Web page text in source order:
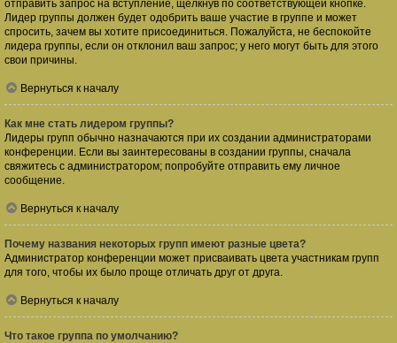
отправить запрос на вступление, щёлкнув по соответствующей кнопке.
Лидер группы должен будет одобрить ваше участие в группе и может
спросить, зачем вы хотите присоединиться. Пожалуйста, не беспокойте
лидера группы, если он отклонил ваш запрос; у него могут быть для этого
свои причины.
Вернуться к началу
Как мне стать лидером группы?
Лидеры групп обычно назначаются при их создании администраторами
конференции. Если вы заинтересованы в создании группы, сначала
свяжитесь с администратором; попробуйте отправить ему личное
сообщение.
Вернуться к началу
Почему названия некоторых групп имеют разные цвета?
Администратор конференции может присваивать цвета участникам групп
для того, чтобы их было проще отличать друг от друга.
Вернуться к началу
Что такое группа по умолчанию?